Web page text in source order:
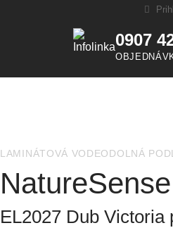
LAMINÁTOVÁ VODEODOLNÁ
EL2027 Dub Victoria
0907